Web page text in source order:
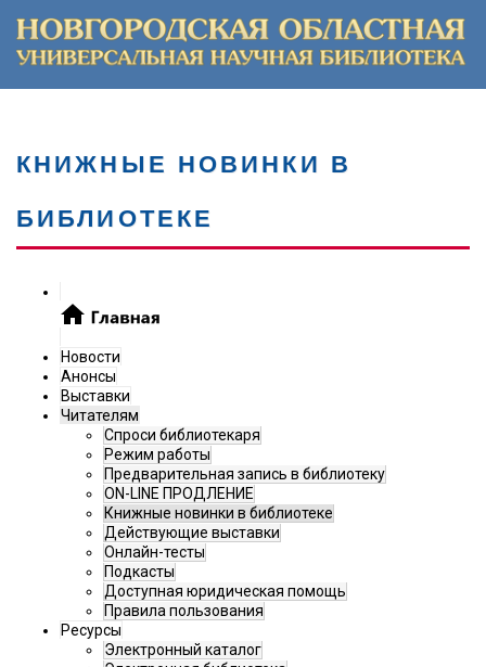
КНИЖНЫЕ НОВИНКИ В
БИБЛИОТЕКЕ
Новости
Анонсы
Выставки
Читателям
Спроси библиотекаря
Режим работы
Предварительная запись в библиотеку
ON-LINE ПРОДЛЕНИЕ
Книжные новинки в библиотеке
Действующие выставки
Онлайн-тесты
Подкасты
Доступная юридическая помощь
Правила пользования
Ресурсы
Электронный каталог